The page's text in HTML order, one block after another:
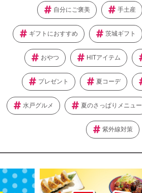
自分にご褒美 手土産
ギフトにおすすめ 茨城ギフト
おやつ HITアイテム
プレゼント 夏コーデ
水戸グルメ 夏のさっぱりメニュー
紫外線対策